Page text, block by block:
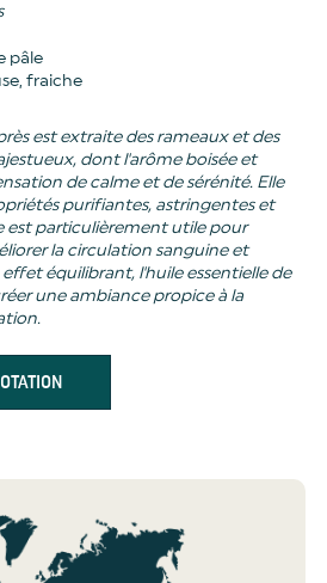
pâle
fraiche
est extraite des rameaux et des
dont l'arôme boisée et
de calme et de sérénité. Elle
purifiantes, astringentes et
est particulièrement utile pour
la circulation sanguine et
effet équilibrant, l'huile essentielle de
une ambiance propice à la